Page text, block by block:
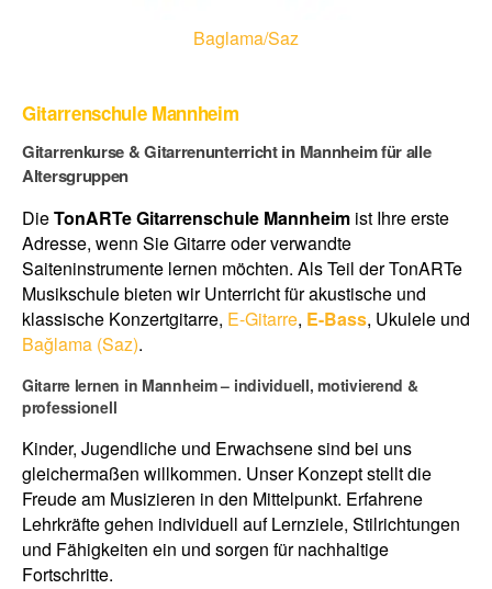
Baglama/Saz
Gitarrenschule Mannheim
Gitarrenkurse & Gitarrenunterricht in Mannheim für alle
Altersgruppen
DieTonARTe Gitarrenschule Mannheim ist Ihre erste
Adresse, wenn Sie Gitarre oder verwandte
Saiteninstrumente lernen möchten. Als Teil der TonARTe
Musikschule bieten wir Unterricht für akustische und
klassische Konzertgitarre, E-Gitarre, E-Bass, Ukulele und
Bağlama (Saz).
Gitarre lernen in Mannheim – individuell, motivierend &
professionell
Kinder, Jugendliche und Erwachsene sind bei uns
gleichermaßen willkommen. Unser Konzept stellt die
Freude am Musizieren in den Mittelpunkt. Erfahrene
Lehrkräfte gehen individuell auf Lernziele, Stilrichtungen
und Fähigkeiten ein und sorgen für nachhaltige
Fortschritte.